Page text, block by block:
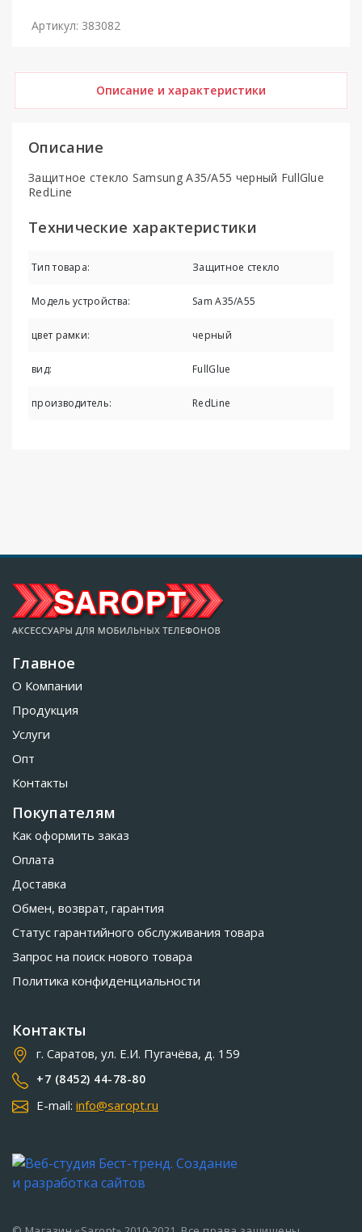
Артикул: 383082
Описание и характеристики
Описание
Защитное стекло Samsung A35/A55 черный FullGlue
RedLine
Технические характеристики
Тип товара: Защитное стекло
Модель устройства: Sam A35/A55
цвет рамки: черный
вид: FullGlue
производитель: RedLine
Главное
О Компании
Продукция
Услуги
Опт
Контакты
Покупателям
Как оформить заказ
Оплата
Доставка
Обмен, возврат, гарантия
Статус гарантийного обслуживания товара
Запрос на поиск нового товара
Политика конфиденциальности
Контакты
г. Саратов, ул. Е.И. Пугачёва, д. 159
+7 (8452) 44-78-80
E-mail: info@saropt.ru